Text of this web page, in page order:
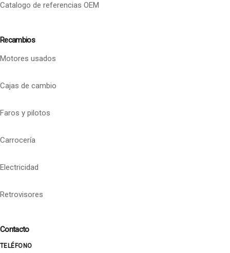
Catalogo de referencias OEM
Recambios
Motores usados
Cajas de cambio
Faros y pilotos
Carrocería
Electricidad
Retrovisores
Contacto
TELÉFONO